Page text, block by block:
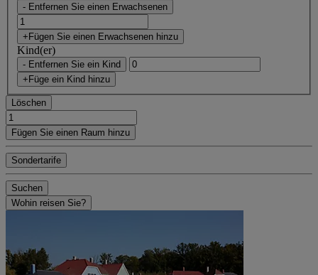
- Entfernen Sie einen Erwachsenen
+Fügen Sie einen Erwachsenen hinzu
Kind(er)
- Entfernen Sie ein Kind
+Füge ein Kind hinzu
Löschen
Fügen Sie einen Raum hinzu
Sondertarife
Suchen
Wohin reisen Sie?